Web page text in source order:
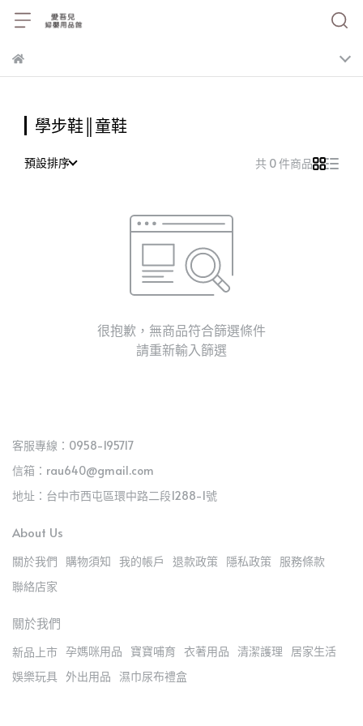
學步鞋║童鞋
預設排序 共 0 件商品
很抱歉，無商品符合篩選條件
請重新輸入篩選
客服專線：0958-195717
信箱：rau640@gmail.com
地址：台中市西屯區環中路二段1288-1號
About Us
關於我們 購物須知 我的帳戶 退款政策 隱私政策 服務條款
聯絡店家
關於我們
新品上市 孕媽咪用品 寶寶哺育 衣著用品 清潔護理
居家生活
娛樂玩具 外出用品 濕巾尿布禮盒